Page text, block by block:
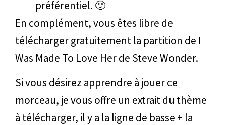
préférentiel. 🙂
En complément, vous êtes libre de
télécharger gratuitement la partition de I
Was Made To Love Her de Steve Wonder.
Si vous désirez apprendre à jouer ce
morceau, je vous offre un extrait du thème
à télécharger, il y a la ligne de basse + la